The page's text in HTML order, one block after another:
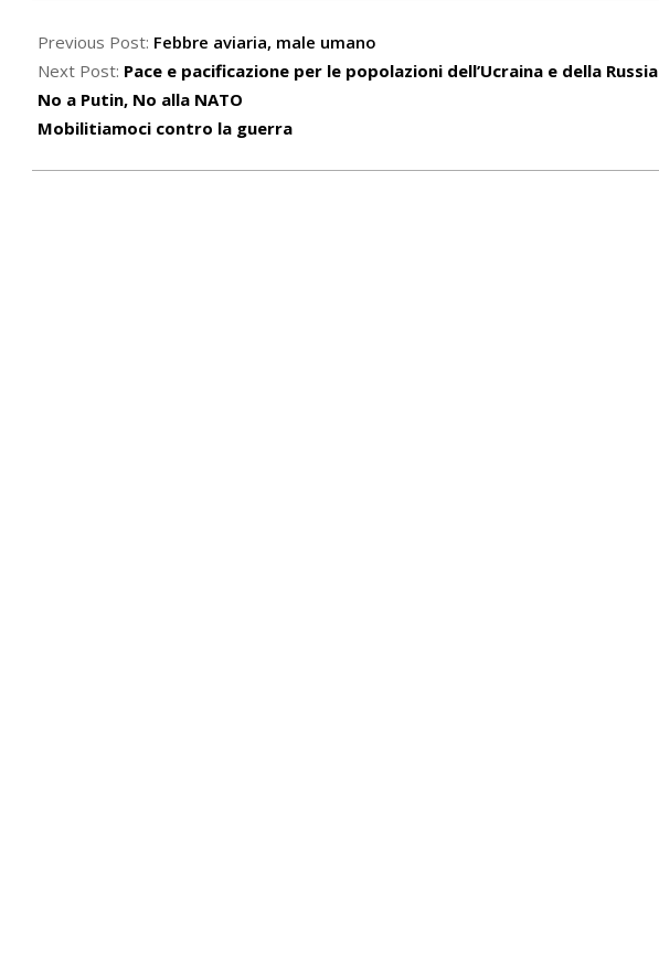
02-
11
Previous Post: Febbre aviaria, male umano
Next Post: Pace e pacificazione per le popolazioni dell’Ucraina e della Russia
No a Putin, No alla NATO
Mobilitiamoci contro la guerra